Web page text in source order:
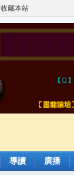
收藏本站
導讀 廣播